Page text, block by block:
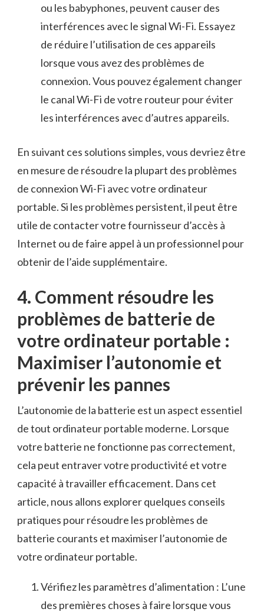
ou les babyphones, peuvent causer des
interférences avec le signal Wi-Fi. Essayez
de réduire ​l’utilisation de ces appareils
lorsque vous avez des problèmes ​de
connexion. Vous pouvez également changer
le canal Wi-Fi‌ de votre routeur pour éviter
les interférences avec d’autres​ appareils.
En suivant ces ‍solutions simples, vous devriez être
en mesure de résoudre la plupart ‌des problèmes
de connexion Wi-Fi avec votre ordinateur
portable. Si les problèmes persistent, il peut être
utile de ‌contacter votre fournisseur d’accès à
Internet ou de ‍faire‌ appel à un ‍professionnel pour
obtenir de ⁢l’aide supplémentaire.
4. Comment résoudre les
problèmes de‍ batterie de
votre ordinateur portable :
Maximiser l’autonomie et
prévenir les pannes
L’autonomie de la batterie est un aspect essentiel‌
de tout ordinateur portable‍ moderne. Lorsque
votre batterie ne fonctionne pas correctement,
cela peut entraver ⁤votre productivité et votre
capacité à travailler efficacement. Dans cet
article, nous allons explorer quelques conseils
pratiques pour résoudre les problèmes ⁤de
batterie courants et maximiser l’autonomie de
votre ordinateur portable.
Vérifiez les paramètres d’alimentation : L’une
⁢des premières choses à faire lorsque​ vous